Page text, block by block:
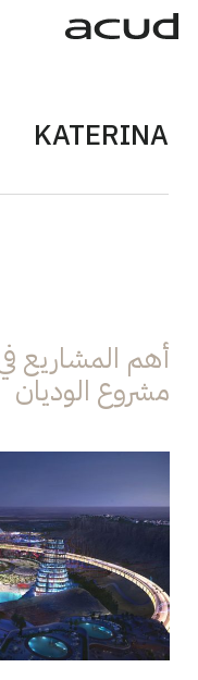
Skip
KATERINA
مشروع الوديان